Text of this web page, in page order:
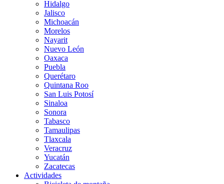
Hidalgo
Jalisco
Michoacán
Morelos
Nayarit
Nuevo León
Oaxaca
Puebla
Querétaro
Quintana Roo
San Luis Potosí
Sinaloa
Sonora
Tabasco
Tamaulipas
Tlaxcala
Veracruz
Yucatán
Zacatecas
Actividades